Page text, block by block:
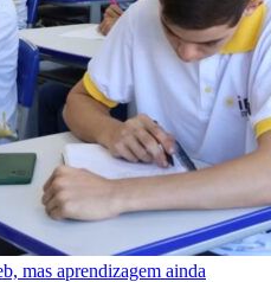
mas aprendizagem ainda